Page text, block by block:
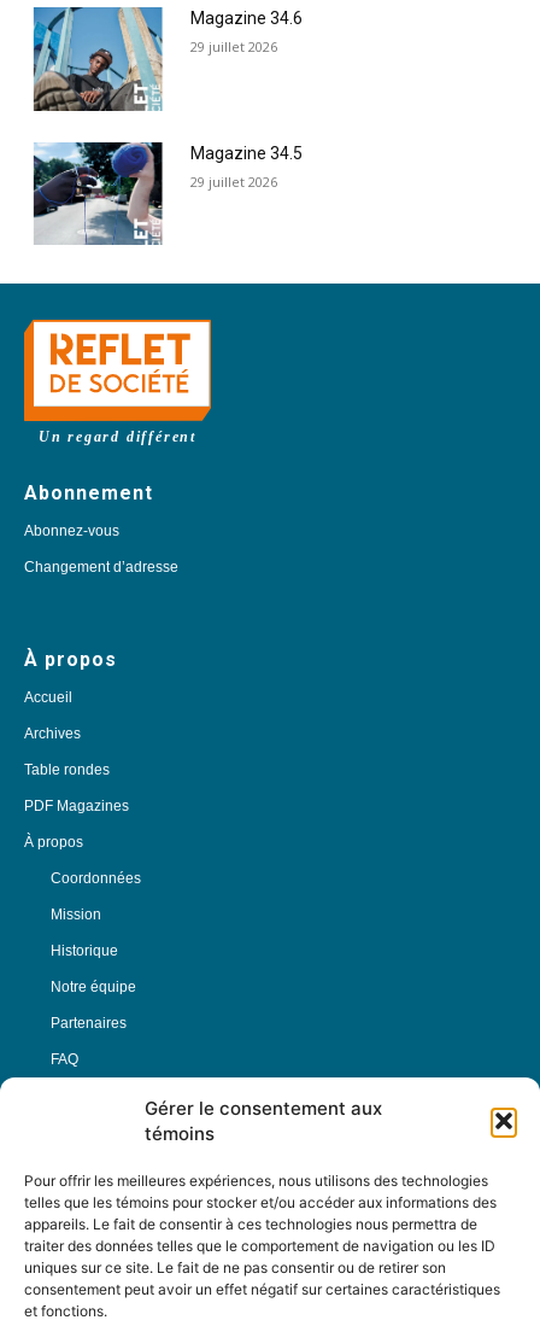
Gérer le consentement aux
témoins
Pour offrir les meilleures expériences, nous utilisons des technologies
telles que les témoins pour stocker et/ou accéder aux informations des
appareils. Le fait de consentir à ces technologies nous permettra de
traiter des données telles que le comportement de navigation ou les ID
uniques sur ce site. Le fait de ne pas consentir ou de retirer son
consentement peut avoir un effet négatif sur certaines caractéristiques
et fonctions.
Magazine 34.6
29 juillet 2026
Magazine 34.5
29 juillet 2026
Un regard différent
Abonnement
Abonnez-vous
Changement d’adresse
À propos
Accueil
Archives
Table rondes
PDF Magazines
À propos
Coordonnées
Mission
Historique
Notre équipe
Partenaires
FAQ
Nous Suivre